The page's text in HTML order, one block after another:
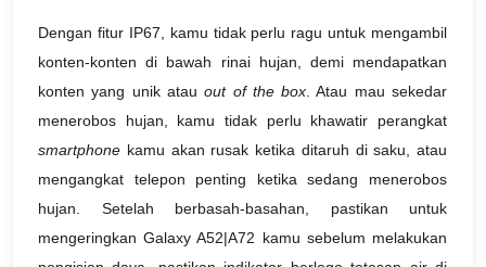
Dengan fitur IP67, kamu tidak perlu ragu untuk mengambil
konten-konten di bawah rinai hujan, demi mendapatkan
konten yang unik atauout of the box . Atau mau sekedar
menerobos hujan, kamu tidak perlu khawatir perangkat
smartphone kamu akan rusak ketika ditaruh di saku, atau
mengangkat telepon penting ketika sedang menerobos
hujan. Setelah berbasah-basahan, pastikan untuk
mengeringkan Galaxy A52|A72 kamu sebelum melakukan